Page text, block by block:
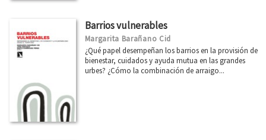
Barrios vulnerables
Margarita Barañano Cid
¿Qué papel desempeñan los barrios en la provisión de
bienestar, cuidados y ayuda mutua en las grandes
urbes? ¿Cómo la combinación de arraigo...